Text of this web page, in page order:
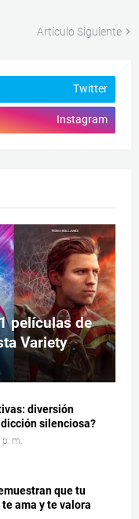
Artículo Siguiente
Twitter
Instagram
películas de
Variety
diversión
silenciosa?
m.
que tu
ama y te valora